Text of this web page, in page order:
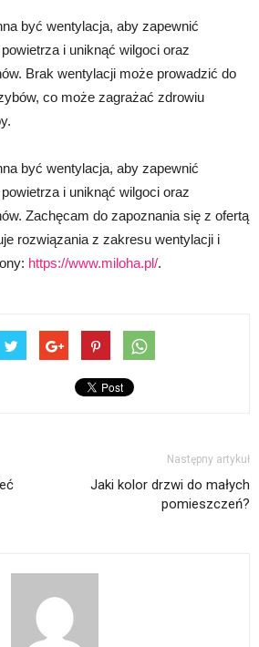
być wentylacja, aby zapewnić
i uniknąć wilgoci oraz
Brak wentylacji może prowadzić do
co może zagrażać zdrowiu
być wentylacja, aby zapewnić
i uniknąć wilgoci oraz
Zachęcam do zapoznania się z ofertą
rozwiązania z zakresu wentylacji i
https://www.miloha.pl/.
Następny artykuł
Jaki kolor drzwi do małych
pomieszczeń?